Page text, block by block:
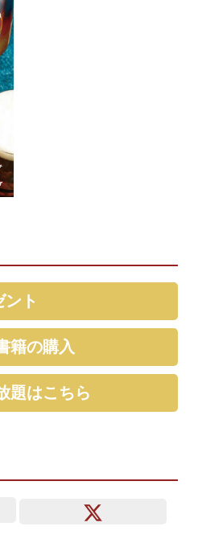
ト
籍の購入
題はこちら